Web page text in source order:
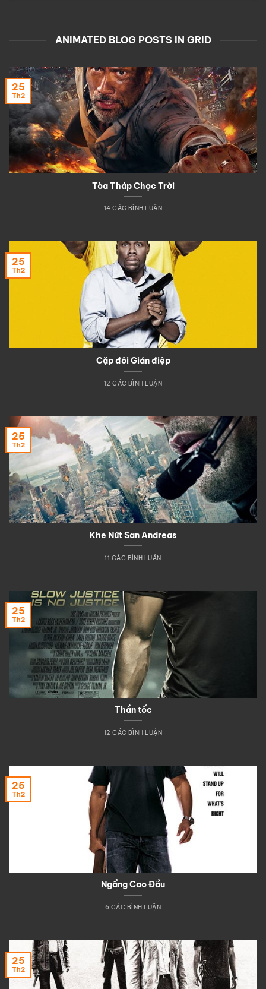
ANIMATED BLOG POSTS IN GRID
Tòa Tháp Chọc Trời
14 CÁC BÌNH LUẬN
25
Th2
Cặp đôi Gián điệp
12 CÁC BÌNH LUẬN
25
Th2
Khe Nứt San Andreas
11 CÁC BÌNH LUẬN
25
Th2
Thần tốc
12 CÁC BÌNH LUẬN
25
Th2
Ngẩng Cao Đầu
6 CÁC BÌNH LUẬN
25
Th2
25
Th2